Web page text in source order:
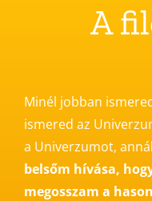
A
Minél jobban
ismered az
a Univerzumot,
belsőm hívása,
megosszam a